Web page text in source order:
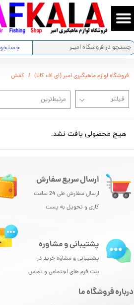
جستجو
حساب کاربری من
تغییر گذر واژه
خروج از حساب کاربری
فروشگاه لوازم ماهیگیری امیر (ای اف کالا) کفش
مرتبط‌ترین
هیچ محصولی یافت نشد.
ارسال سریع سفارش
ارسال سفارش طی 24 ساعت
کاری و تحویل به پست
درباره فروشگاه ما
پشتیبانی و مشاوره
پشتیبانی و مشاوه خرید در
پلت فرم های اجتماعی و تماس